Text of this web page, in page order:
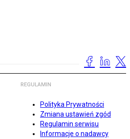
REGULAMIN
Polityka Prywatności
Zmiana ustawień zgód
Regulamin serwisu
Informacje o nadawcy